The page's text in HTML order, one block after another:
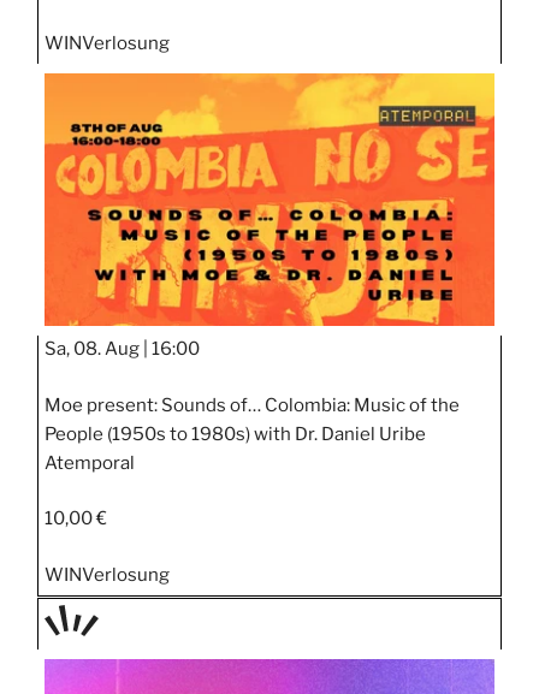
WINVerlosung
Sa, 08. Aug | 16:00
Moe present: Sounds of… Colombia: Music of the
People (1950s to 1980s) with Dr. Daniel Uribe
Atemporal
10,00 €
WINVerlosung
TAGE